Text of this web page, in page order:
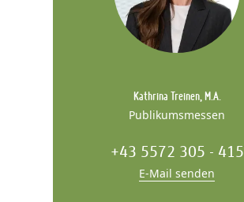
Kathrina Treinen, M.A.
Publikumsmessen
+43 5572 305 - 415
E-Mail senden